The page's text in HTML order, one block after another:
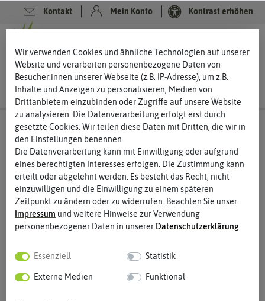
Kontakt Mein Konto Kontrast erhöhen
Wir verwenden Cookies und ähnliche Technologien auf unserer
Website und verarbeiten personenbezogene Daten von
Besucher:innen unserer Webseite (z.B. IP-Adresse), um z.B.
Inhalte und Anzeigen zu personalisieren, Medien von
Drittanbietern einzubinden oder Zugriffe auf unsere Website
zu analysieren. Die Datenverarbeitung erfolgt erst durch
gesetzte Cookies. Wir teilen diese Daten mit Dritten, die wir in
den Einstellungen benennen.
Die Datenverarbeitung kann mit Einwilligung oder aufgrund
eines berechtigten Interesses erfolgen. Die Zustimmung kann
erteilt oder abgelehnt werden. Es besteht das Recht, nicht
einzuwilligen und die Einwilligung zu einem späteren
Zeitpunkt zu ändern oder zu widerrufen. Beachten Sie unser
Impressum und weitere Hinweise zur Verwendung
personenbezogener Daten in unserer Daten­schutz­erklärung
Essenziell Statistik
Externe Medien Funktional